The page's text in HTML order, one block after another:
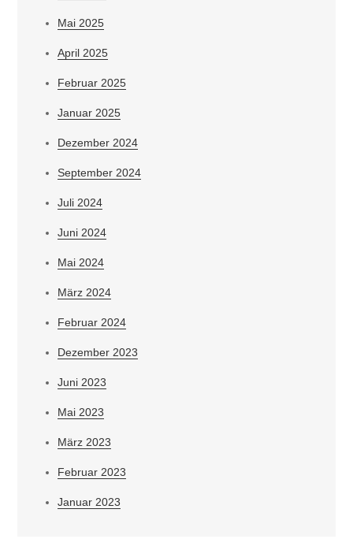
Mai 2025
April 2025
Februar 2025
Januar 2025
Dezember 2024
September 2024
Juli 2024
Juni 2024
Mai 2024
März 2024
Februar 2024
Dezember 2023
Juni 2023
Mai 2023
März 2023
Februar 2023
Januar 2023